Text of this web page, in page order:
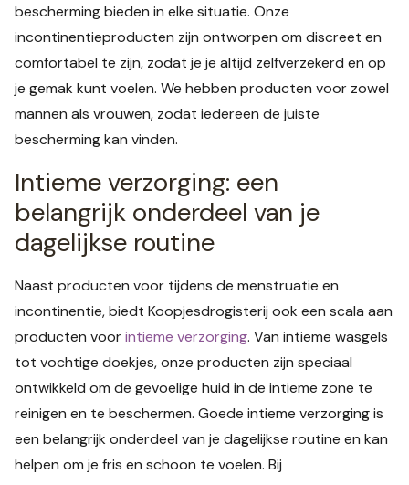
bescherming bieden in elke situatie. Onze
incontinentieproducten zijn ontworpen om discreet en
comfortabel te zijn, zodat je je altijd zelfverzekerd en op
je gemak kunt voelen. We hebben producten voor zowel
mannen als vrouwen, zodat iedereen de juiste
bescherming kan vinden.
Intieme verzorging: een
belangrijk onderdeel van je
dagelijkse routine
Naast producten voor tijdens de menstruatie en
incontinentie, biedt Koopjesdrogisterij ook een scala aan
producten voorintieme verzorging. Van intieme wasgels
tot vochtige doekjes, onze producten zijn speciaal
ontwikkeld om de gevoelige huid in de intieme zone te
reinigen en te beschermen. Goede intieme verzorging is
een belangrijk onderdeel van je dagelijkse routine en kan
helpen om je fris en schoon te voelen. Bij